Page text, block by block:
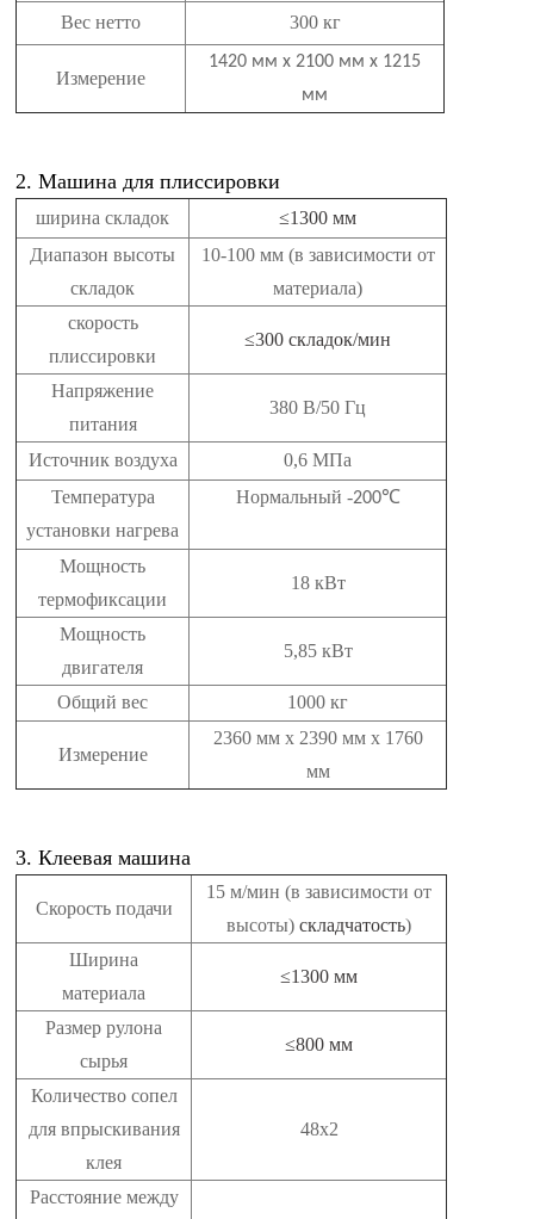
Вес нетто 300 кг
Измерение
1420 мм x 2100 мм x 1215
мм
2. Машина для плиссировки
ширина складок
≤1300 мм
Диапазон высоты
складок
10-100 мм (в зависимости от
материала)
скорость
плиссировки
≤300 складок/мин
Напряжение
питания
380 В/50 Гц
Источник воздуха
0,6 МПа
Температура
установки нагрева
Нормальный -200℃
Мощность
термофиксации
18 кВт
Мощность
двигателя
5,85 кВт
Общий вес 1000 кг
Измерение
2360 мм x 2390 мм x 1760
мм
3. Клеевая машина
Скорость подачи
15 м/мин (в зависимости от
высоты) складчатость)
Ширина
материала
≤1300 мм
Размер рулона
сырья
≤800 мм
Количество сопел
для впрыскивания
клея
48x2
Расстояние между